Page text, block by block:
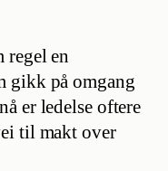
regel en
gikk på omgang
er ledelse oftere
til makt over